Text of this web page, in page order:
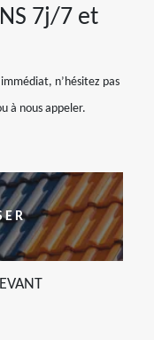
7j/7 et
n’hésitez pas
à nous appeler.